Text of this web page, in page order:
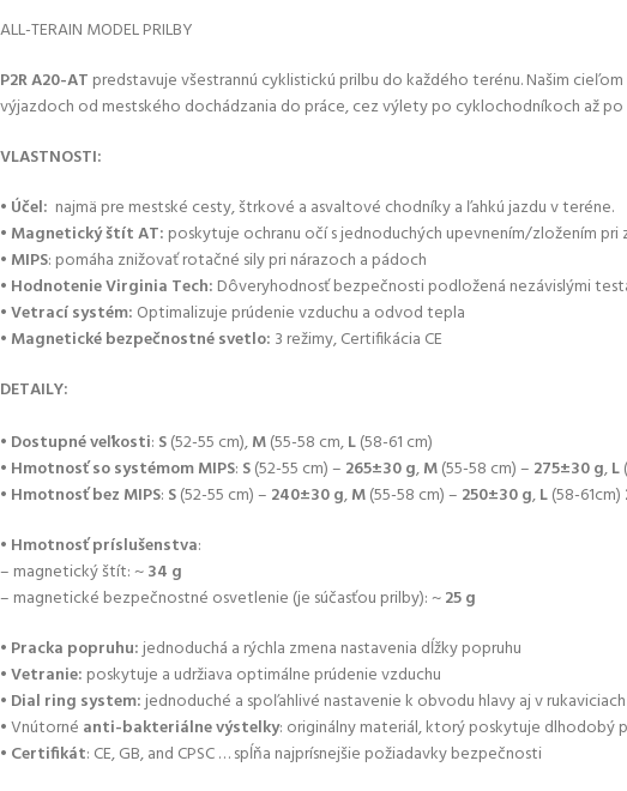
ALL-TERAIN MODEL PRILBY
P2R A20-AT predstavuje všestrannú cyklistickú prilbu do každého terénu. Našim
výjazdoch od mestského dochádzania do práce, cez výlety po cyklochodníkoch až po
VLASTNOSTI:
• Účel: najmä pre mestské cesty, štrkové a asvaltové chodníky a ľahkú jazdu v teréne.
• Magnetický štít AT: poskytuje ochranu očí s jednoduchých upevnením/zložením
• MIPS: pomáha znižovať rotačné sily pri nárazoch a pádoch
• Hodnotenie Virginia Tech: Dôveryhodnosť bezpečnosti podložená nezávislými
•Vetrací systém: Optimalizuje prúdenie vzduchu a odvod tepla
• Magnetické bezpečnostné svetlo: 3 režimy, Certifikácia CE
DETAILY:
• Dostupné veľkosti: S(52-55 cm),M(55-58 cm,L(58-61 cm)
• Hmotnosť so systémom MIPS: S(52-55 cm) – 265±30g,M(55-58 cm) – 275±30g,L
• Hmotnosť bez MIPS: S(52-55 cm) – 240±30 g,M(55-58 cm) – 250±30 g,L(58-61cm)
• Hmotnosť príslušenstva:
– magnetický štít: ~34 g
– magnetické bezpečnostné osvetlenie (je súčasťou prilby): ~25 g
• Pracka popruhu:jednoduchá a rýchla zmena nastavenia dĺžky popruhu
•Vetranie: poskytuje a udržiava optimálne prúdenie vzduchu
• Dial ring system:jednoduché a spoľahlivé nastavenie k obvodu hlavy aj v rukaviciach
• Vnútorné anti-bakteriálnevýstelky: originálny materiál, ktorý poskytuje dlhodobý
• Certifikát: CE, GB, and CPSC … spĺňa najprísnejšie požiadavky bezpečnosti